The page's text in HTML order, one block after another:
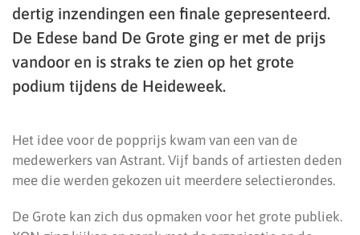
dertig inzendingen een finale gepresenteerd.
De Edese band De Grote ging er met de prijs
vandoor en is straks te zien op het grote
podium tijdens de Heideweek.
Het idee voor de popprijs kwam van een van de
medewerkers van Astrant. Vijf bands of artiesten deden
mee die werden gekozen uit meerdere selectierondes.
De Grote kan zich dus opmaken voor het grote publiek.